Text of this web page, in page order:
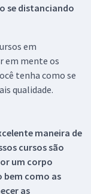
se distanciando
em
em mente os
tenha como se
qualidade.
maneira de
cursos são
um corpo
bem como as
as